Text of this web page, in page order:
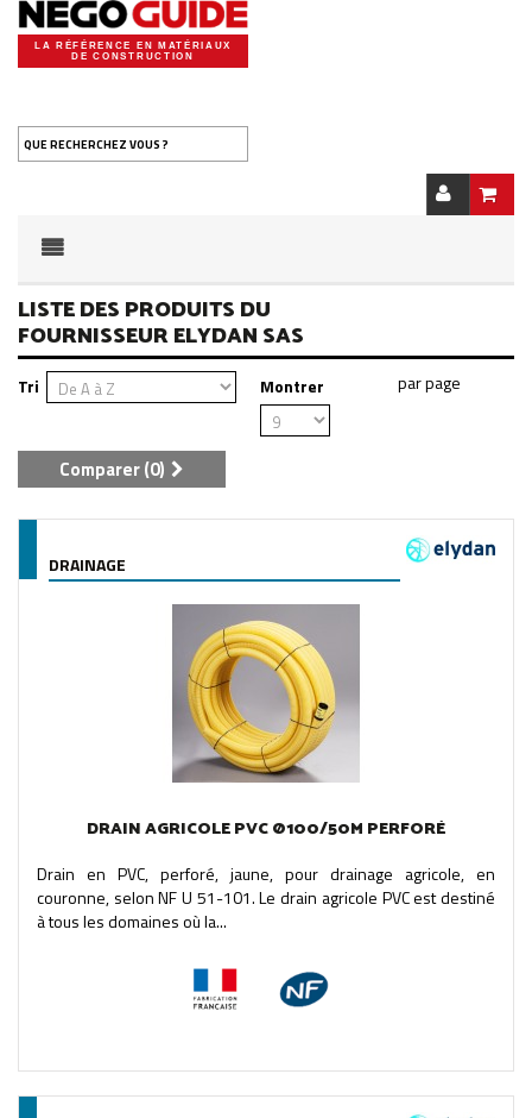
LA RÉFÉRENCE EN MATÉRIAUX
DE CONSTRUCTION
QUE RECHERCHEZ VOUS ?
LISTE DES PRODUITS DU
FOURNISSEUR ELYDAN SAS
Tri Montrer
Comparer (0)
DRAINAGE
DRAIN AGRICOLE PVC Ø100/50M PERFORÉ
Drain en PVC, perforé, jaune, pour drainage agricole, en
couronne, selon NF U 51-101. Le drain agricole PVC est destiné
à tous les domaines où la...